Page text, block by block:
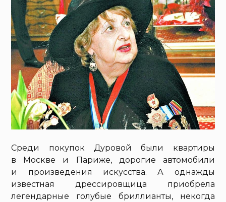
Среди покупок Дуровой были квартиры
в Москве и Париже, дорогие автомобили
и произведения искусства. А однажды
известная дрессировщица приобрела
легендарные голубые бриллианты, некогда